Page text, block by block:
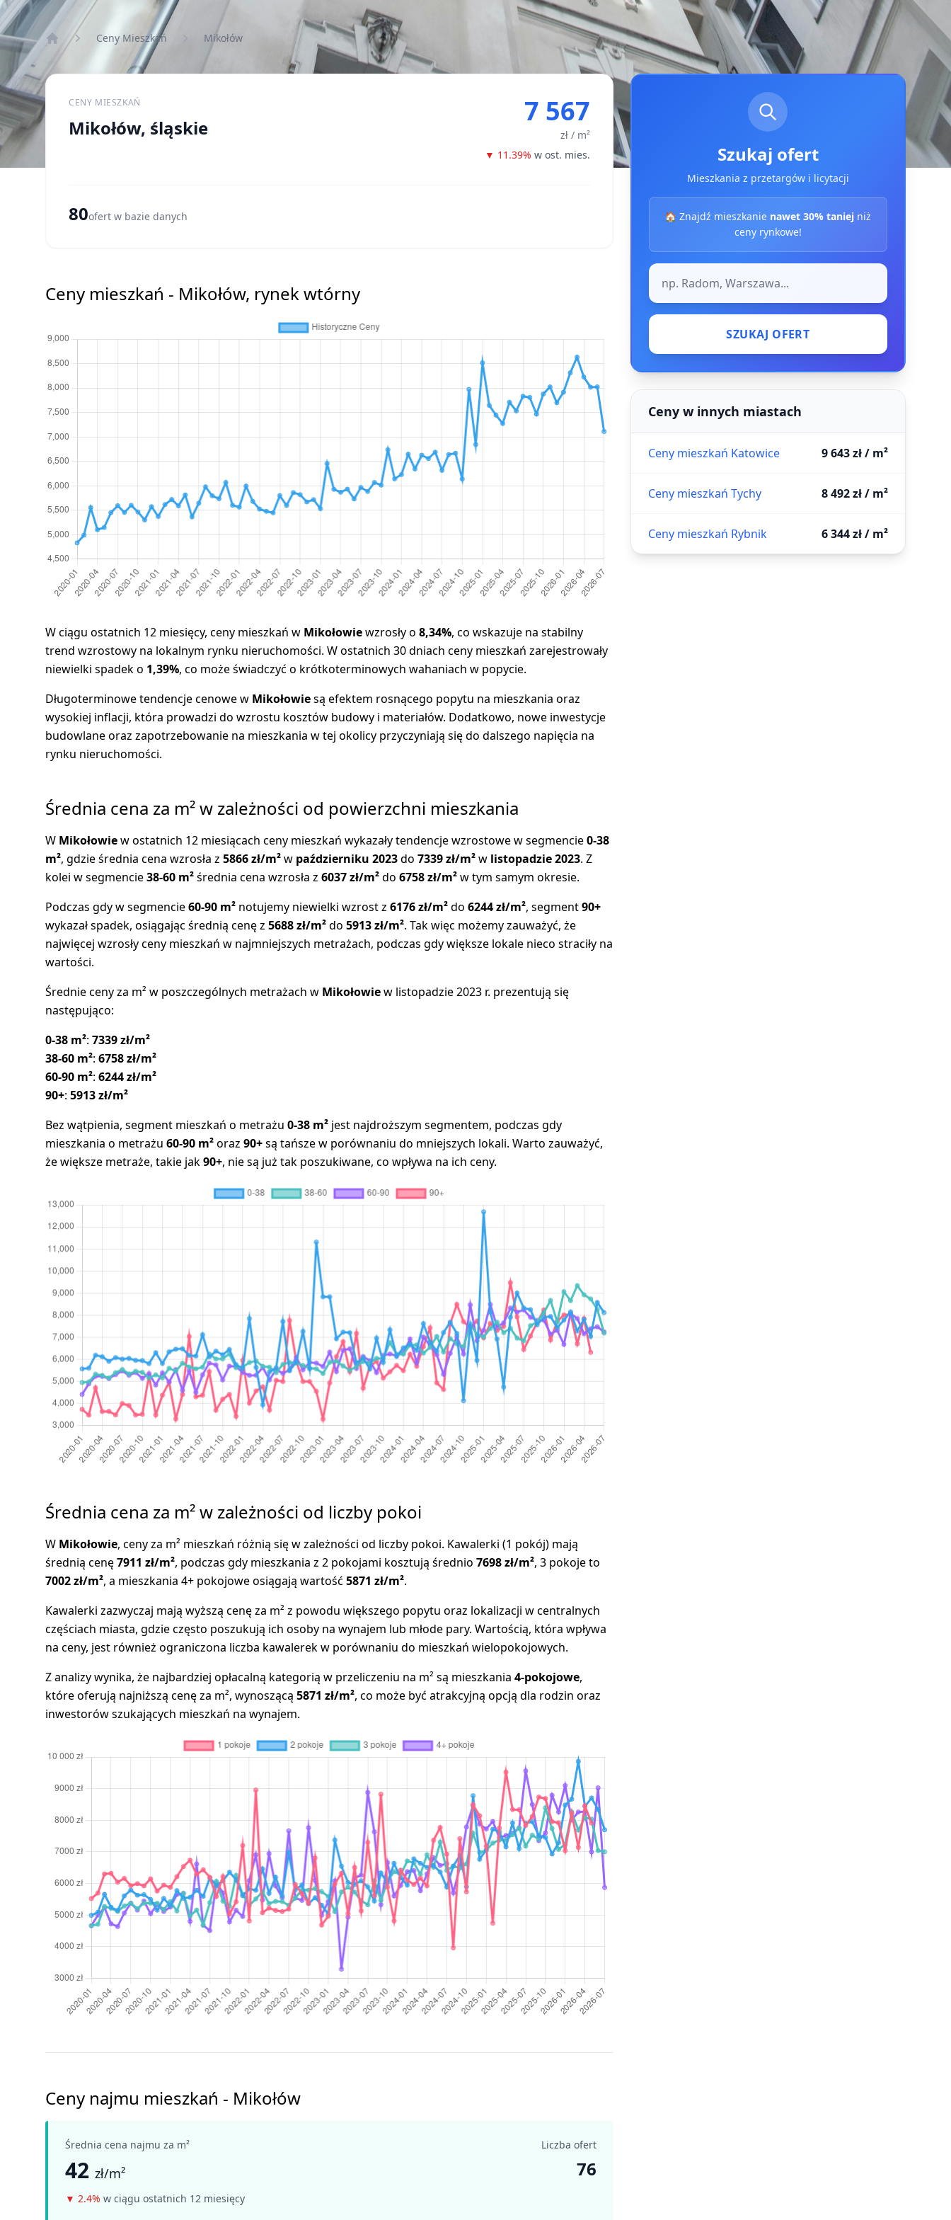
Strona główna
Ceny Mieszkań Mikołów
CENY MIESZKAŃ
Mikołów, śląskie 7 567
zł / m²
▼ 11.39% w ost. mies.
80ofert w bazie danych
Ceny mieszkań - Mikołów, rynek wtórny
W ciągu ostatnich 12 miesięcy, ceny mieszkań w Mikołowiewzrosły o 8,34%, co wskazuje na stabilny
trend wzrostowy na lokalnym rynku nieruchomości. W ostatnich 30 dniach ceny mieszkań zarejestrowały
niewielki spadek o 1,39%, co może świadczyć o krótkoterminowych wahaniach w popycie.
Długoterminowe tendencje cenowe w Mikołowiesą efektem rosnącego popytu na mieszkania oraz
wysokiej inflacji, która prowadzi do wzrostu kosztów budowy i materiałów. Dodatkowo, nowe inwestycje
budowlane oraz zapotrzebowanie na mieszkania w tej okolicy przyczyniają się do dalszego napięcia na
rynku nieruchomości.
Średnia cena za m² w zależności od powierzchni mieszkania
W Mikołowiew ostatnich 12 miesiącach ceny mieszkań wykazały tendencje wzrostowe w segmencie0-38
m², gdzie średnia cena wzrosła z 5866 zł/m²w październiku 2023do 7339 zł/m²w listopadzie 2023. Z
kolei w segmencie38-60 m²średnia cena wzrosła z 6037 zł/m²do 6758 zł/m²w tym samym okresie.
Podczas gdy w segmencie60-90 m² notujemy niewielki wzrost z 6176 zł/m²do 6244 zł/m², segment90+
wykazał spadek, osiągając średnią cenę z 5688 zł/m²do 5913 zł/m². Tak więc możemy zauważyć, że
najwięcej wzrosły ceny mieszkań w najmniejszych metrażach, podczas gdy większe lokale nieco straciły na
wartości.
Średnie ceny za m² w poszczególnych metrażach w Mikołowiew listopadzie 2023 r. prezentują się
następująco:
0-38 m²: 7339 zł/m²
38-60 m²: 6758 zł/m²
60-90 m²: 6244 zł/m²
90+: 5913 zł/m²
Bez wątpienia, segment mieszkań o metrażu 0-38 m² jest najdroższym segmentem, podczas gdy
mieszkania o metrażu 60-90 m²oraz 90+są tańsze w porównaniu do mniejszych lokali. Warto zauważyć,
że większe metraże, takie jak90+, nie są już tak poszukiwane, co wpływa na ich ceny.
Średnia cena za m² w zależności od liczby pokoi
W Mikołowie, ceny za m² mieszkań różnią się w zależności od liczby pokoi. Kawalerki (1 pokój) mają
średnią cenę7911 zł/m², podczas gdy mieszkania z 2 pokojami kosztują średnio 7698 zł/m², 3 pokoje to
7002 zł/m², a mieszkania 4+ pokojowe osiągają wartość 5871 zł/m².
Kawalerki zazwyczaj mają wyższą cenę za m² z powodu większego popytu oraz lokalizacji w centralnych
częściach miasta, gdzie często poszukują ich osoby na wynajem lub młode pary. Wartością, która wpływa
na ceny, jest również ograniczona liczba kawalerek w porównaniu do mieszkań wielopokojowych.
Z analizy wynika, że najbardziej opłacalną kategorią w przeliczeniu na m² są mieszkania 4-pokojowe,
które oferują najniższą cenę za m², wynoszącą 5871 zł/m², co może być atrakcyjną opcją dla rodzin oraz
inwestorów szukających mieszkań na wynajem.
Ceny najmu mieszkań - Mikołów
Średnia cena najmu za m²
42 zł/m²
▼ 2.4% w ciągu ostatnich 12 miesięcy
Liczba ofert
76
Szukaj ofert
Mieszkania z przetargów i licytacji
🏠 Znajdź mieszkanie nawet 30% taniej niż
ceny rynkowe!
SZUKAJ OFERT
Ceny w innych miastach
Ceny mieszkań Katowice 9 643 zł / m²
Ceny mieszkań Tychy 8 492 zł / m²
Ceny mieszkań Rybnik 6 344 zł / m²